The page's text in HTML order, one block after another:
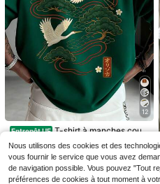
nt pour hommes - la chemise blanc
he parfaite, chemises pour hommes
col V, chemise pour hommes, chemi
se habillée à col pour hommes, che
mise à manches courtes à demi-bo
utonnage pour hommes, hauts pour
hommes, Top d'été pour hommes, v
acances, cadeaux pour la fête des
pères
5
Manfinity Homme Chem
ise à manches courtes à demi-bout
onnage pour hommes, coupe slim, u
nie blanche, décontractée et formel
le
12,99€
12
Entrepôt UE T-shirt à manches court
es Zrgoth pour hommes, décontract
é, polyvalent, minimaliste, imprimé
grue japonaise, streetwear
#1 BEST-SELLERS de Vert foncé T-shirts pour hommes
Dès9,49€
Nous utilisons des cookies et des
vous fournir le service que vous avez
de navigation possible. Vous pouvez "Tout
préférences de cookies à tout moment à